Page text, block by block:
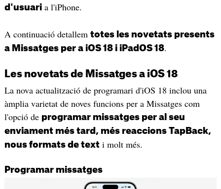
d'usuaria l'iPhone.
A continuació detallem totes les novetats presents
a Missatges per a iOS 18 i iPadOS 18.
Les novetats de Missatges a iOS 18
La nova actualització de programari d'iOS 18 inclou una
àmplia varietat de noves funcions per a Missatges com
l'opció de programar missatges per al seu
enviament més tard, més reaccions TapBack,
nous formats de texti molt més.
Programar missatges